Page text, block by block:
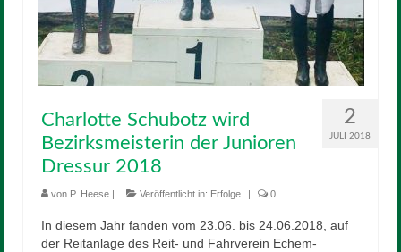
2
JULI 2018
Charlotte Schubotz wird
Bezirksmeisterin der Junioren
Dressur 2018
von P. Heese | Veröffentlicht in: Erfolge | 0
In diesem Jahr fanden vom 23.06. bis 24.06.2018, auf
der Reitanlage des Reit- und Fahrverein Echem-